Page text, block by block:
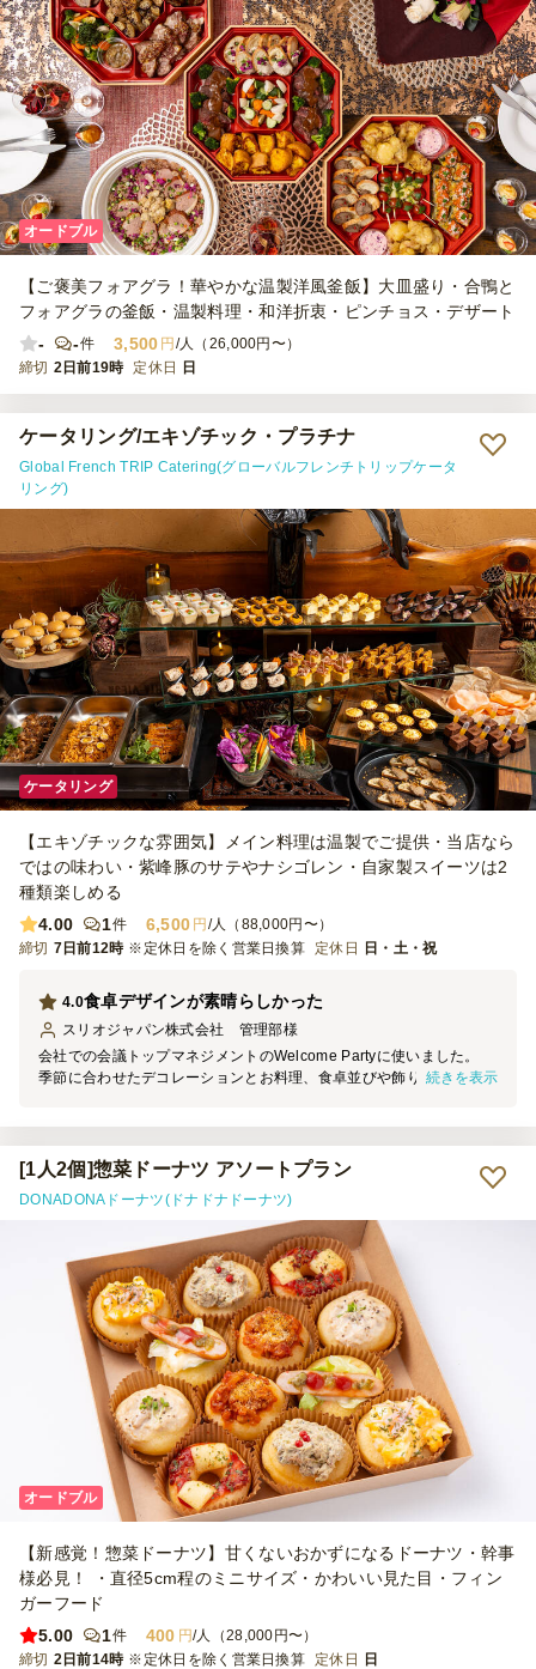
オードブル
【ご褒美フォアグラ！華やかな温製洋風釜飯】大皿盛り・合鴨と
フォアグラの釜飯・温製料理・和洋折衷・ピンチョス・デザート
-
-件 3,500 円 /人（26,000円〜）
締切 2日前19時 定休日 日
ケータリング/エキゾチック・プラチナ
Global French TRIP Catering(グローバルフレンチトリップケータ
リング)
ケータリング
【エキゾチックな雰囲気】メイン料理は温製でご提供・当店なら
ではの味わい・紫峰豚のサテやナシゴレン・自家製スイーツは2
種類楽しめる
4.00
1件 6,500 円 /人（88,000円〜）
締切 7日前12時 ※定休日を除く営業日換算 定休日 日・土・祝
食卓デザインが素晴らしかった
4.0
スリオジャパン株式会社 管理部様
会社での会議トップマネジメントのWelcome Partyに使いました。
季節に合わせたデコレーションとお料理、食卓並びや飾りも素敵でし
続きを表示
[1人2個]惣菜ドーナツ アソートプラン
DONADONAドーナツ(ドナドナドーナツ)
オードブル
【新感覚！惣菜ドーナツ】甘くないおかずになるドーナツ・幹事
様必見！ ・直径5cm程のミニサイズ・かわいい見た目・フィン
ガーフード
5.00
1件 400 円/人（28,000円〜）
締切 2日前14時 ※定休日を除く営業日換算 定休日 日